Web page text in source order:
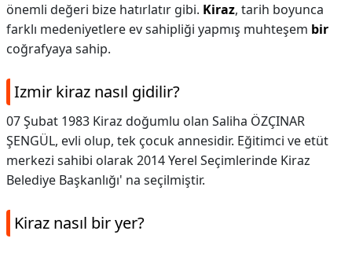
önemli değeri bize hatırlatır gibi. Kiraz, tarih boyunca
farklı medeniyetlere ev sahipliği yapmış muhteşem bir
coğrafyaya sahip.
Izmir kiraz nasıl gidilir?
07 Şubat 1983 Kiraz doğumlu olan Saliha ÖZÇINAR
ŞENGÜL, evli olup, tek çocuk annesidir. Eğitimci ve etüt
merkezi sahibi olarak 2014 Yerel Seçimlerinde Kiraz
Belediye Başkanlığı' na seçilmiştir.
Kiraz nasıl bir yer?